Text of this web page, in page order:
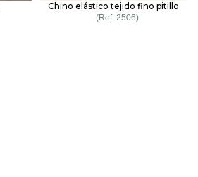
Chino elástico tejido fino pitillo
2506